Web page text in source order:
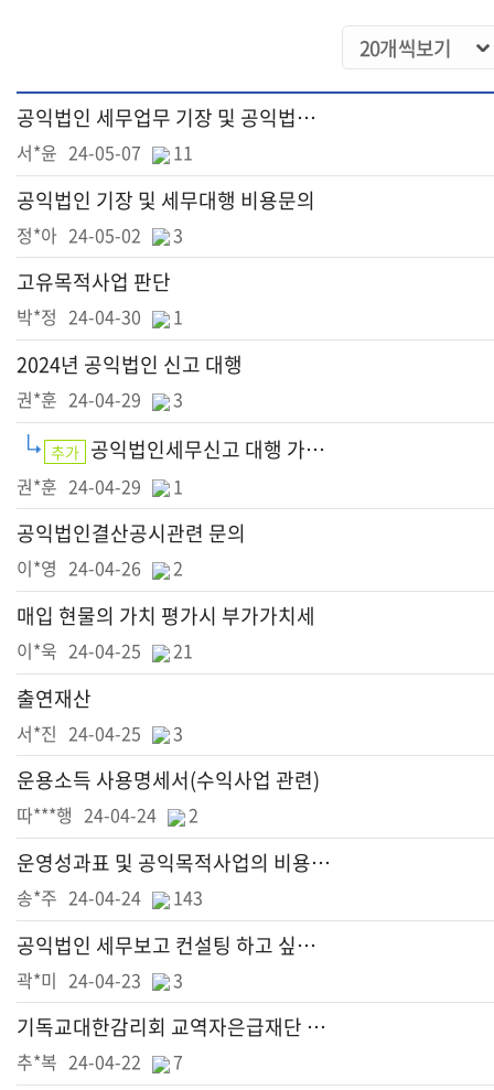
공익법인 세무업무 기장 및 공익법인 의무이행 대행
서*윤 24-05-07 11
공익법인 기장 및 세무대행 비용문의
정*아 24-05-02 3
고유목적사업 판단
박*정 24-04-30 1
2024년 공익법인 신고 대행
권*훈 24-04-29 3
추가 공익법인세무신고 대행 가능한지요? 비용 은 얼마인지요? 나눔셈프로그램에 기장은 다 했습니다
권*훈 24-04-29 1
공익법인결산공시관련 문의
이*영 24-04-26 2
매입 현물의 가치 평가시 부가가치세
이*욱 24-04-25 21
출연재산
서*진 24-04-25 3
운용소득 사용명세서(수익사업 관련)
따***행 24-04-24 2
운영성과표 및 공익목적사업의 비용 세부현황 기재문의
송*주 24-04-24 143
공익법인 세무보고 컨설팅 하고 싶습니다.
곽*미 24-04-23 3
기독교대한감리회 교역자은급재단 정기 컨설팅
추*복 24-04-22 7